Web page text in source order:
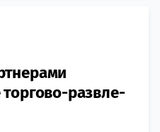
торгово-развле­